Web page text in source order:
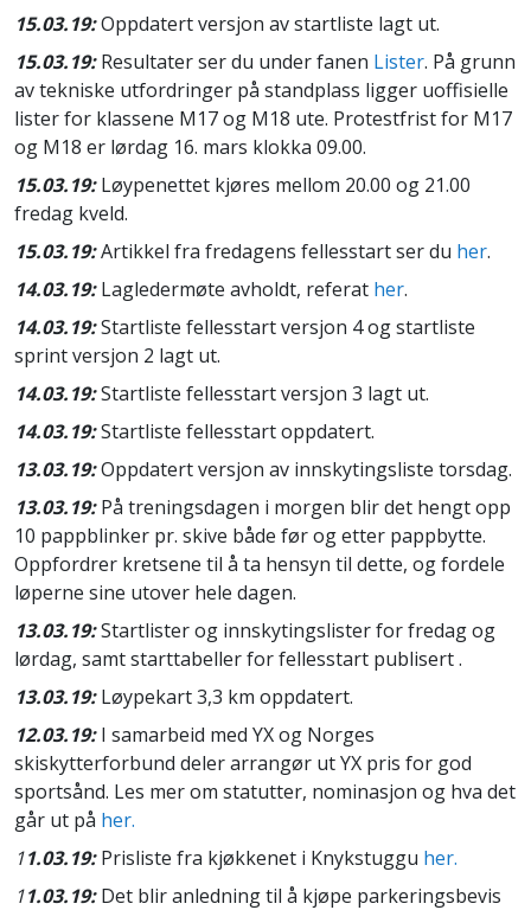
15.03.19:Oppdatert versjon av startliste lagt ut.
15.03.19:Resultater ser du under fanen Lister. På grunn
av tekniske utfordringer på standplass ligger uoffisielle
lister for klassene M17 og M18 ute. Protestfrist for M17
og M18 er lørdag 16. mars klokka 09.00.
15.03.19:Løypenettet kjøres mellom 20.00 og 21.00
fredag kveld.
15.03.19:Artikkel fra fredagens fellesstart ser du her.
14.03.19:Lagledermøte avholdt, referat her.
14.03.19:Startliste fellesstart versjon 4 og startliste
sprint versjon 2 lagt ut.
14.03.19:Startliste fellesstart versjon 3 lagt ut.
14.03.19:Startliste fellesstart oppdatert.
13.03.19:Oppdatert versjon av innskytingsliste torsdag.
13.03.19: På treningsdagen i morgen blir det hengt opp
10 pappblinker pr. skive både før og etter pappbytte.
Oppfordrer kretsene til å ta hensyn til dette, og fordele
løperne sine utover hele dagen.
13.03.19:Startlister og innskytingslister for fredag og
lørdag, samt starttabeller for fellesstart publisert .
13.03.19: Løypekart 3,3 km oppdatert.
12.03.19:I samarbeid med YX og Norges
skiskytterforbund deler arrangør ut YX pris for god
sportsånd. Les mer om statutter, nominasjon og hva det
går ut på her.
11.03.19: Prisliste fra kjøkkenet i Knykstuggu her.
11.03.19:Det blir anledning til å kjøpe parkeringsbevis